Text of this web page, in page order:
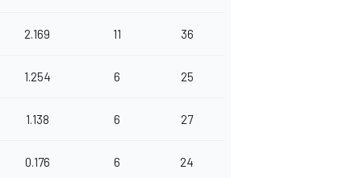
2.169 11 36
1.254 6 25
1.138 6 27
0.176 6 24